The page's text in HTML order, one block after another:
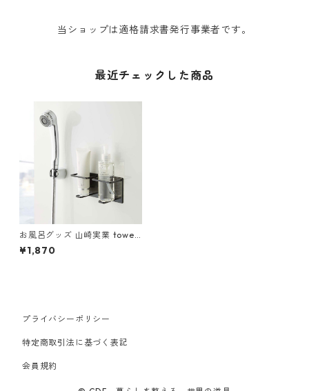
当ショップは適格請求書発行事業者です。
最近チェックした商品
お風呂グッズ 山崎実業 tower
タワー マグネットバスルーム
チューブ＆ボトルホルダー M
¥1,870
プライバシーポリシー
特定商取引法に基づく表記
会員規約